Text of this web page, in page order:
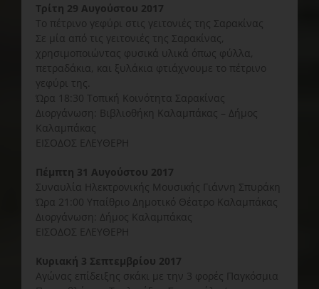
Τρίτη 29 Αυγούστου 2017
Το πέτρινο γεφύρι στις γειτονιές της Σαρακίνας
Σε μία από τις γειτονιές της Σαρακίνας,
χρησιμοποιώντας φυσικά υλικά όπως φύλλα,
πετραδάκια, και ξυλάκια φτιάχνουμε το πέτρινο
γεφύρι της.
Ώρα 18:30 Τοπική Κοινότητα Σαρακίνας
Διοργάνωση: Βιβλιοθήκη Καλαμπάκας – Δήμος
Καλαμπάκας
ΕΙΣΟΔΟΣ ΕΛΕΥΘΕΡΗ
Πέμπτη 31 Αυγούστου 2017
Συναυλία Ηλεκτρονικής Μουσικής Γιάννη Σπυράκη
Ώρα 21:00 Υπαίθριο Δημοτικό Θέατρο Καλαμπάκας
Διοργάνωση: Δήμος Καλαμπάκας
ΕΙΣΟΔΟΣ ΕΛΕΥΘΕΡΗ
Κυριακή 3 Σεπτεμβρίου 2017
Αγώνας επίδειξης σκάκι με την 3 φορές Παγκόσμια